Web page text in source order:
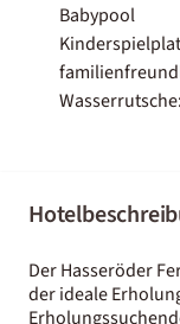
Babypool
Der Hasseröder
der ideale